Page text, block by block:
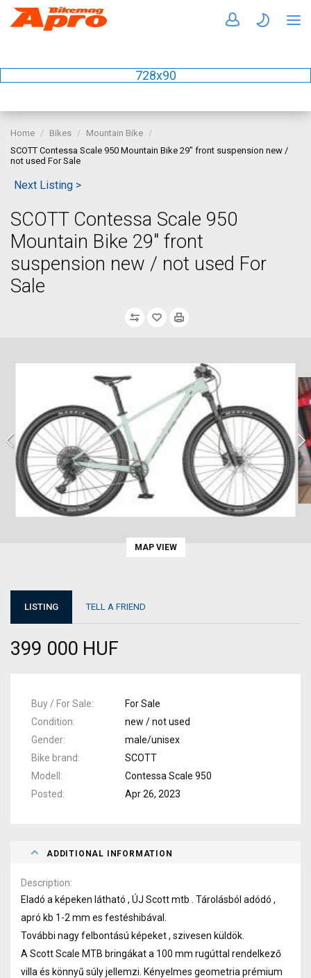
728x90
Home Bikes
Mountain Bike
SCOTT Contessa Scale 950 Mountain Bike 29" front suspension new /
not used For Sale
Next Listing >
SCOTT Contessa Scale 950
Mountain Bike 29" front
suspension new / not used For
Sale
MAP VIEW
LISTING TELL A FRIEND
399 000 HUF
Buy / For Sale
For Sale
Condition
new / not used
Gender
male/unisex
Bike brand
SCOTT
Modell
Contessa Scale 950
Posted
Apr 26, 2023
ADDITIONAL INFORMATION
Description
Eladó a képeken látható , ÚJ Scott mtb . Tárolásból adódó ,
apró kb 1-2 mm es festéshibával.
További nagy felbontású képeket , szivesen küldök.
A Scott Scale MTB bringákat a 100 mm rugúttal rendelkező
villa és könnyű súly jellemzi. Kényelmes geometria prémium